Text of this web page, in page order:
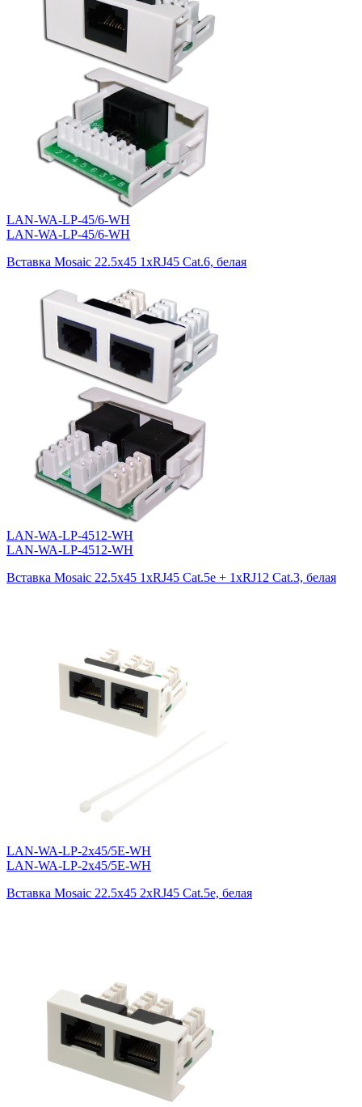
LAN-WA-LP-45/6-WH
LAN-WA-LP-45/6-WH
Вставка Mosaic 22.5x45 1xRJ45 Cat.6, белая
LAN-WA-LP-4512-WH
LAN-WA-LP-4512-WH
Вставка Mosaic 22.5x45 1xRJ45 Cat.5e + 1xRJ12 Cat.3, белая
LAN-WA-LP-2x45/5E-WH
LAN-WA-LP-2x45/5E-WH
Вставка Mosaic 22.5x45 2xRJ45 Cat.5e, белая